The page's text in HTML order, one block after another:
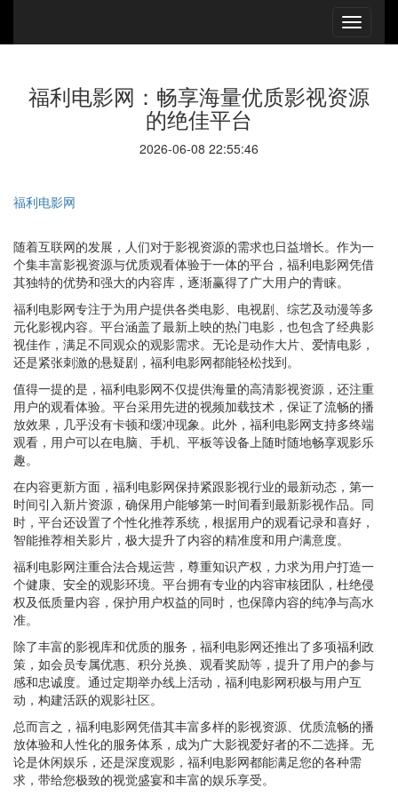
福利电影网：畅享海量优质影视资源
的绝佳平台
2026-06-08 22:55:46
福利电影网
随着互联网的发展，人们对于影视资源的需求也日益增长。作为一
个集丰富影视资源与优质观看体验于一体的平台，福利电影网凭借
其独特的优势和强大的内容库，逐渐赢得了广大用户的青睐。
福利电影网专注于为用户提供各类电影、电视剧、综艺及动漫等多
元化影视内容。平台涵盖了最新上映的热门电影，也包含了经典影
视佳作，满足不同观众的观影需求。无论是动作大片、爱情电影，
还是紧张刺激的悬疑剧，福利电影网都能轻松找到。
值得一提的是，福利电影网不仅提供海量的高清影视资源，还注重
用户的观看体验。平台采用先进的视频加载技术，保证了流畅的播
放效果，几乎没有卡顿和缓冲现象。此外，福利电影网支持多终端
观看，用户可以在电脑、手机、平板等设备上随时随地畅享观影乐
趣。
在内容更新方面，福利电影网保持紧跟影视行业的最新动态，第一
时间引入新片资源，确保用户能够第一时间看到最新影视作品。同
时，平台还设置了个性化推荐系统，根据用户的观看记录和喜好，
智能推荐相关影片，极大提升了内容的精准度和用户满意度。
福利电影网注重合法合规运营，尊重知识产权，力求为用户打造一
个健康、安全的观影环境。平台拥有专业的内容审核团队，杜绝侵
权及低质量内容，保护用户权益的同时，也保障内容的纯净与高水
准。
除了丰富的影视库和优质的服务，福利电影网还推出了多项福利政
策，如会员专属优惠、积分兑换、观看奖励等，提升了用户的参与
感和忠诚度。通过定期举办线上活动，福利电影网积极与用户互
动，构建活跃的观影社区。
总而言之，福利电影网凭借其丰富多样的影视资源、优质流畅的播
放体验和人性化的服务体系，成为广大影视爱好者的不二选择。无
论是休闲娱乐，还是深度观影，福利电影网都能满足您的各种需
求，带给您极致的视觉盛宴和丰富的娱乐享受。